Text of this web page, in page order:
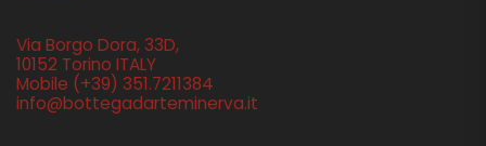
Via Borgo Dora, 33D,
10152 Torino ITALY
Mobile (+39) 351.7211384
info@bottegadarteminerva.it